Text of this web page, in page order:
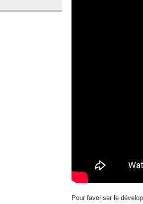
Pour favoriser le